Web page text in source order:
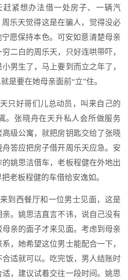
赶紧想办法借一处房子、一辆汽
乐天觉得这是在骗人，觉得没必
愿保持本色。可安如意清楚母亲
二白的周乐天，只好连哄带吓，
男生了，马上要到而立之年了，
是要在她母亲面前“立”住。
只好哥们儿总动员，叫来自己的
。张晓舟在天升私人会所做服务
级公寓，就把房钥匙交给了张晓
答应把房子借开周乐天应急。安
姚思洁借车，老板程健在外地出
老板程健的车借给安逸如。
到西餐厅和一位男士见面，这是
。姚思洁直言不讳，说自己没有
亲的面子才来见面。考虑到母亲
，她希望这位男士能配合一下，
适就可以。吃完饭，男人结账时
，建议试着交往一段时间。姚思